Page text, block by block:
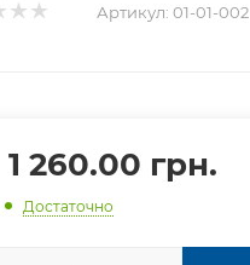
Артикул: 01-01-002
1 260.00 грн.
Достаточно